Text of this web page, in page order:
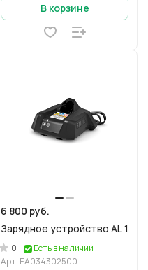
В корзине
6 800 руб.
Зарядное устройство AL 1
0
Есть в наличии
Арт. EA034302500